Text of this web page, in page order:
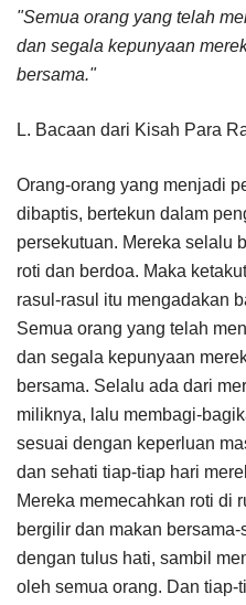
"Semua orang yang telah
dan segala kepunyaan
bersama."
L. Bacaan dari Kisah Para
Orang-orang yang menjadi
dibaptis, bertekun dalam
persekutuan. Mereka selalu
roti dan berdoa. Maka
rasul-rasul itu mengadakan
Semua orang yang telah
dan segala kepunyaan
bersama. Selalu ada dari
miliknya, lalu membagi-
sesuai dengan keperluan
dan sehati tiap-tiap hari
Mereka memecahkan roti di
bergilir dan makan
dengan tulus hati, sambil
oleh semua orang. Dan tiap-